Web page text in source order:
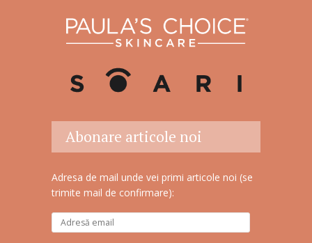
Abonare articole noi
Adresa de mail unde vei primi articole noi (se
trimite mail de confirmare):
d